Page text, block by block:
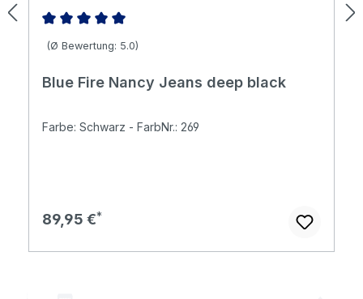
Durchschnittliche Bewertung von 5 von 5 Sternen
(Ø Bewertung: 5.0)
Blue Fire Nancy Jeans deep black
Farbe: Schwarz - FarbNr.: 269
Regulärer Preis:
89,95 €